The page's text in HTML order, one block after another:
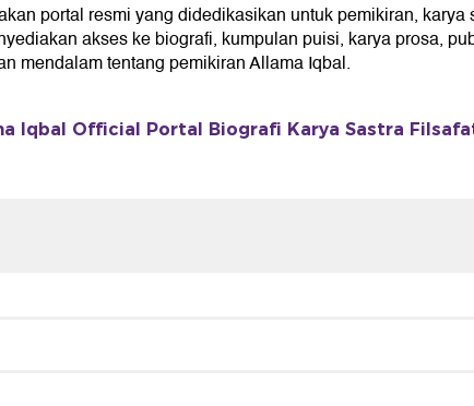
portal resmi yang didedikasikan untuk pemikiran,
akses ke biografi, kumpulan puisi, karya prosa,
mendalam tentang pemikiran Allama Iqbal.
Iqbal Official Portal Biografi Karya Sastra